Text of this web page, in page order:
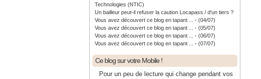
Technologies (NTIC)
Un bailleur peut-il refuser la caution Locapass / d'un tiers ?
Vous avez découvert ce blog en tapant ... - (04/07)
Vous avez découvert ce blog en tapant ... - (05/07)
Vous avez découvert ce blog en tapant ... - (06/07)
Vous avez découvert ce blog en tapant ... - (07/07)
Ce blog sur votre Mobile !
Pour un peu de lecture qui change pendant vos